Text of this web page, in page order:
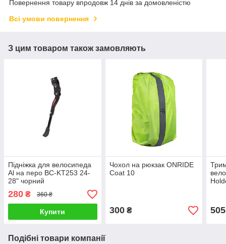
Повернення товару впродовж 14 днів за домовленістю
Всі умови повернення
З цим товаром також замовляють
Підніжка для велосипеда
Al на перо BC-KT253 24-
28" чорний
280 ₴ 360 ₴
Купити
Чохол на рюкзак ONRIDE
Coat 10
300₴ 505
Подібні товари компанії